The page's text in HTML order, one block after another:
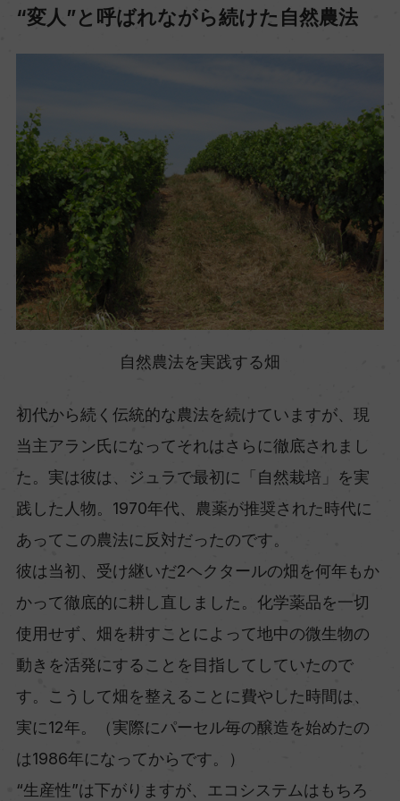
“変人”と呼ばれながら続けた自然農法
自然農法を実践する畑
初代から続く伝統的な農法を続けていますが、現
当主アラン氏になってそれはさらに徹底されまし
た。実は彼は、ジュラで最初に「自然栽培」を実
践した人物。1970年代、農薬が推奨された時代に
あってこの農法に反対だったのです。
彼は当初、受け継いだ2ヘクタールの畑を何年もか
かって徹底的に耕し直しました。化学薬品を一切
使用せず、畑を耕すことによって地中の微生物の
動きを活発にすることを目指してしていたので
す。こうして畑を整えることに費やした時間は、
実に12年。（実際にパーセル毎の醸造を始めたの
は1986年になってからです。）
“生産性”は下がりますが、エコシステムはもちろ